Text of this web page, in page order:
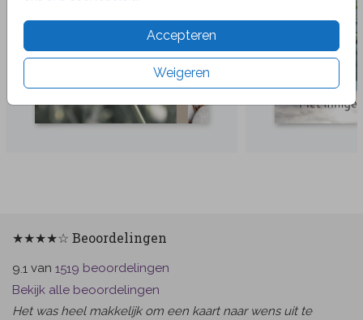
Accepteren
Weigeren
★★★★☆ Beoordelingen
9.1 van 1519 beoordelingen
Bekijk alle beoordelingen
Het was heel makkelijk om een kaart naar wens uit te